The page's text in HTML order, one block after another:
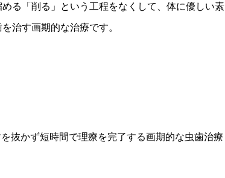
る「削る」という工程をなくして、体に優しい素
治す画期的な治療です。
抜かず短時間で理療を完了する画期的な虫歯治療